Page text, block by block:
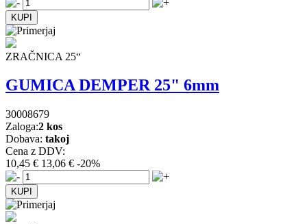
ZRAČNICA 25“
GUMICA DEMPER 25" 6mm
30008679
Zaloga:2 kos
Dobava: takoj
Cena z DDV:
10,45 € 13,06 € -20%